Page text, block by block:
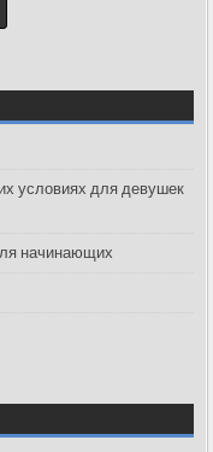
условиях для девушек
начинающих